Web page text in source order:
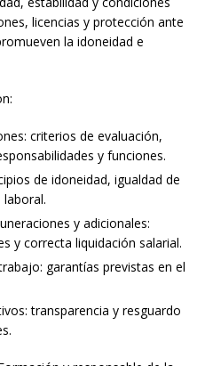
licencias y protección ante
la idoneidad e
criterios de evaluación,
y funciones.
de idoneidad, igualdad de
y adicionales:
y correcta liquidación salarial.
garantías previstas en el
transparencia y resguardo